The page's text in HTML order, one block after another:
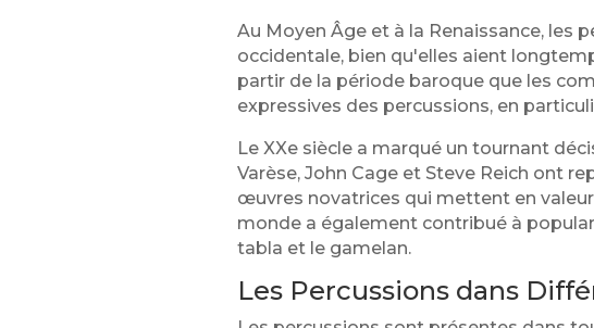
Au Moyen Âge et à la Renaissance, les
occidentale, bien qu'elles aient
partir de la période baroque que les
expressives des percussions, en
Le XXe siècle a marqué un tournant
Varèse, John Cage et Steve Reich ont
œuvres novatrices qui mettent en
monde a également contribué à
tabla et le gamelan.
Les Percussions dans